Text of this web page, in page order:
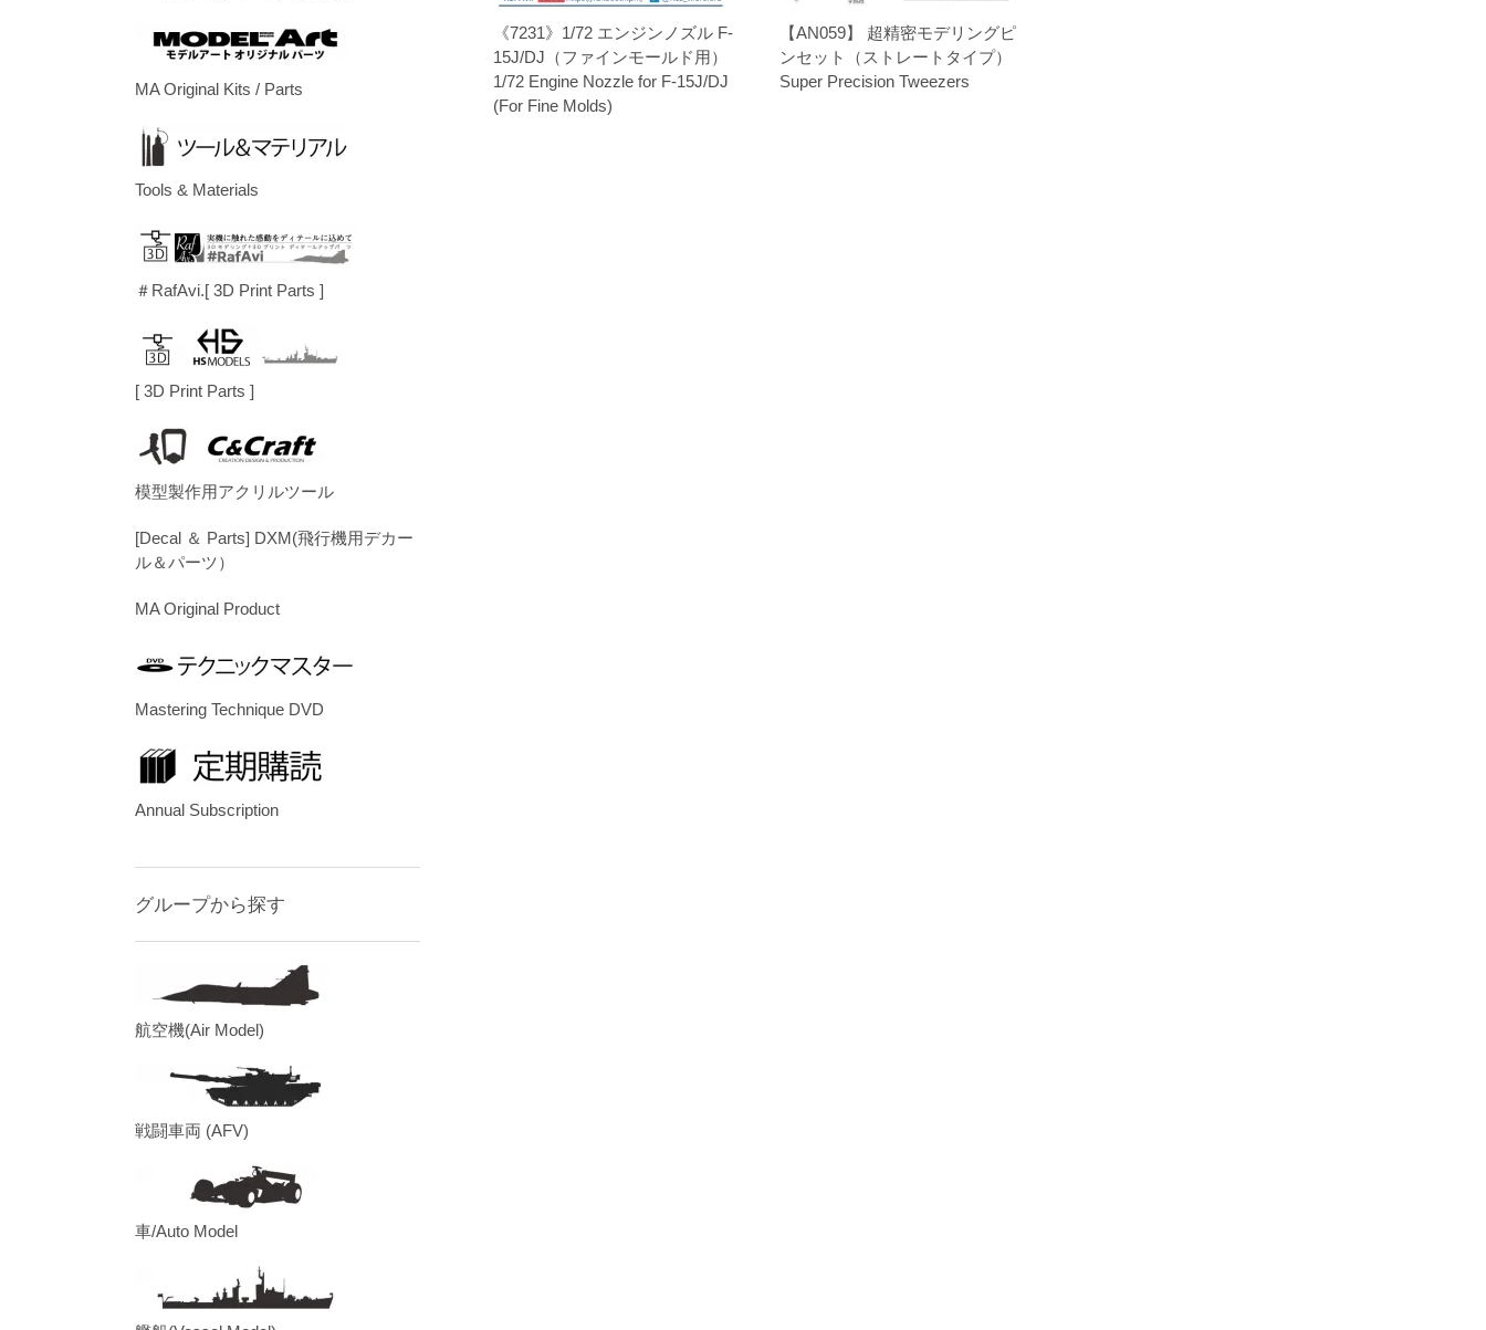
《7231》1/72 エンジンノズル F-
15J/DJ（ファインモールド用）
1/72 Engine Nozzle for F-15J/DJ
(For Fine Molds)
【AN059】 超精密モデリングピ
ンセット（ストレートタイプ）
Super Precision Tweezers
MA Original Kits / Parts
Tools & Materials
＃RafAvi.[ 3D Print Parts ]
[ 3D Print Parts ]
模型製作用アクリルツール
[Decal ＆ Parts] DXM(飛行機用デカー
ル＆パーツ）
MA Original Product
Mastering Technique DVD
Annual Subscription
グループから探す
航空機(Air Model)
戦闘車両 (AFV)
車/Auto Model